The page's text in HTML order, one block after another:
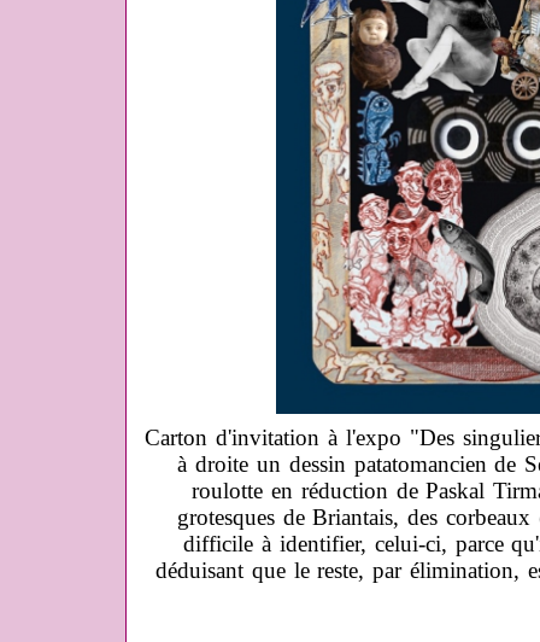
Carton d'invitation à l'expo "Des
à droite un dessin patatomancien de
roulotte en réduction de Paskal
grotesques de Briantais, des
difficile à identifier, celui-ci, parce
déduisant que le reste, par élimination,